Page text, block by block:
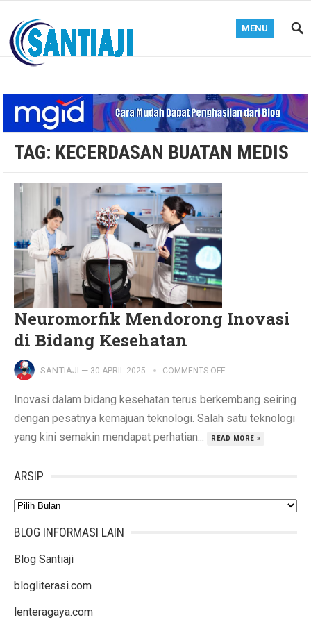
MENU
TAG: KECERDASAN BUATAN MEDIS
Neuromorfik Mendorong Inovasi
di Bidang Kesehatan
SANTIAJI — 30 APRIL 2025 COMMENTS OFF
Inovasi dalam bidang kesehatan terus berkembang seiring
dengan pesatnya kemajuan teknologi. Salah satu teknologi
yang kini semakin mendapat perhatian...
READ MORE »
ARSIP
Arsip
BLOG INFORMASI LAIN
Blog Santiaji
blogliterasi.com
lenteragaya.com